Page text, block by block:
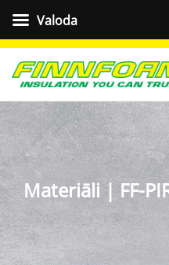
Materiāli | FF-
Valoda